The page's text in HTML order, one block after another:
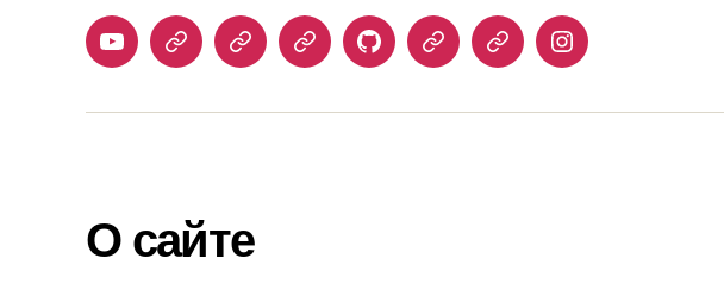
YoutubeTelegramStepik Habr GithubSamlibDuolingoInstagram
О сайте